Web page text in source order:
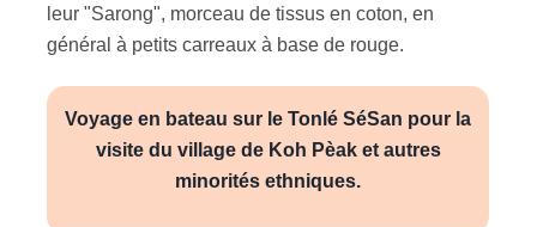
leur "Sarong", morceau de tissus en coton, en
général à petits carreaux à base de rouge.
Voyage en bateau sur le Tonlé SéSan pour la
visite du village de Koh Pèak et autres
minorités ethniques.